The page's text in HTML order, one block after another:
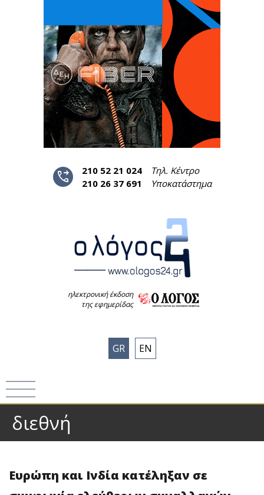
phone_forwarded 210 52 21 024
Τηλ. Κέντρο
210 26 37 691
Υποκατάστημα
ηλεκτρονική έκδοση
της εφημερίδας
GR EN
διεθνή
Ευρώπη και Ινδία κατέληξαν σε